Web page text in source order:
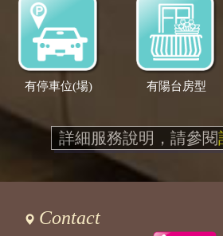
有停車位(場) 有陽台房型
詳細服務說明，請參閱
Contact